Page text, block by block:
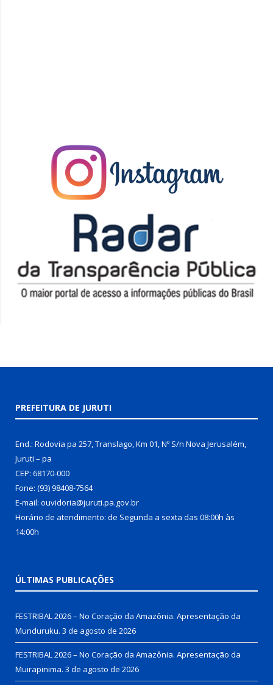
PREFEITURA DE JURUTI
End.: Rodovia pa 257, Translago, Km 01, Nº S/n Nova Jerusalém,
Juruti – pa
CEP: 68170-000
Fone: (93) 98408-7564
E-mail: ouvidoria@juruti.pa.gov.br
Horário de atendimento: de Segunda a sexta das 08:00h às
14:00h
ÚLTIMAS PUBLICAÇÕES
FESTRIBAL 2026 – No Coração da Amazônia. Apresentação da
Munduruku. 3 de agosto de 2026
FESTRIBAL 2026 – No Coração da Amazônia. Apresentação da
Muirapinima. 3 de agosto de 2026